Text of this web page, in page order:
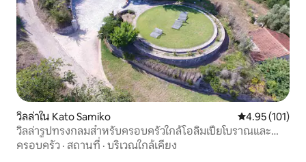
วิลล่าใน Kato Samiko คะแนนเฉลี่ย
4.95 (101)
วิลล่ารูปทรงกลมสำหรับครอบครัวใกล้โอลิมเปียโบราณและ
ทะเล
ครอบครัว · สถานที่ · บริเวณใกล้เคียง